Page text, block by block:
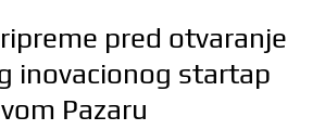
pred otvaranje
inovacionog startap
Pazaru